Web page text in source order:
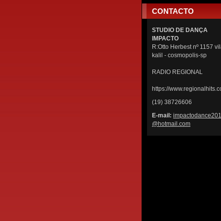
CONTACTO
STUDIO DE DANÇA
IMPACTO
R:Otto Herbest nº 1157
kalil - cosmopolis-sp
RADIO REGIONAL
https://
(19) 38726606
E-mail: impactod
@hotmail .com